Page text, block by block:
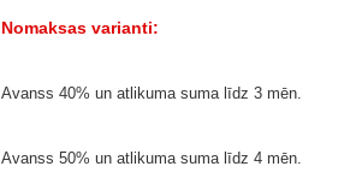
Nomaksas varianti:
Avanss 40% un atlikuma suma līdz 3 mēn.
Avanss 50% un atlikuma suma līdz 4 mēn.